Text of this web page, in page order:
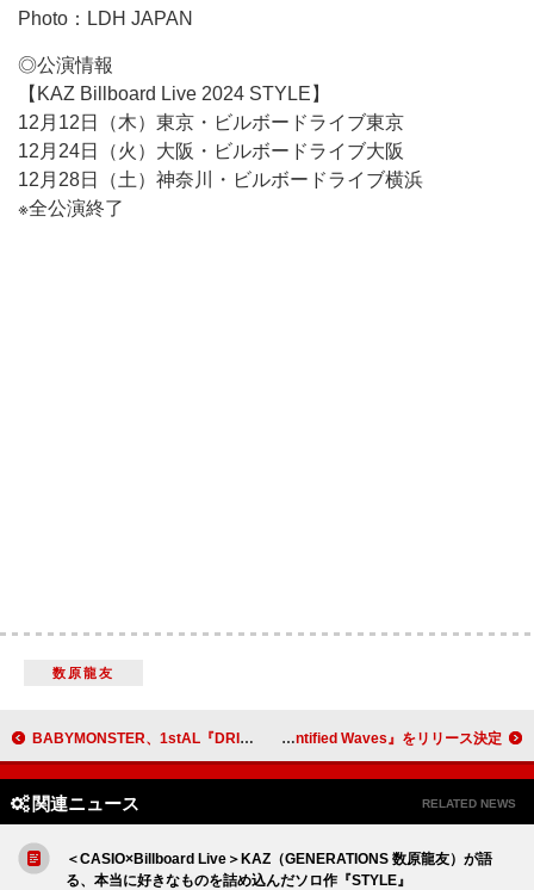
Photo：LDH JAPAN
◎公演情報
【KAZ Billboard Live 2024 STYLE】
12月12日（木）東京・ビルボードライブ東京
12月24日（火）大阪・ビルボードライブ大阪
12月28日（土）神奈川・ビルボードライブ横浜
※全公演終了
数原龍友
BABYMONSTER、1stAL『DRIP』収録曲「Really Like You」のMVビハインド映像を公開 XG、最新作『XDM Unidentified Waves』をリリース決定
関連ニュース RELATED NEWS
＜CASIO×Billboard Live＞KAZ（GENERATIONS 数原龍友）が語
る、本当に好きなものを詰め込んだソロ作『STYLE』